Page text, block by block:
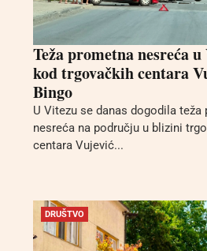
Teža prometna nesreća
kod trgovačkih centara
Bingo
U Vitezu se danas dogodila teža
nesreća na području u blizini
centara Vujević...
DRUŠTVO